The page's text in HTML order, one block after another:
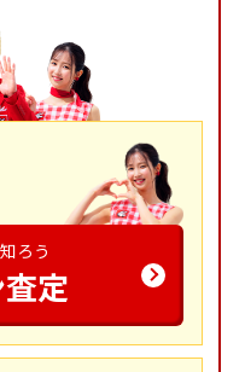
ろう
定